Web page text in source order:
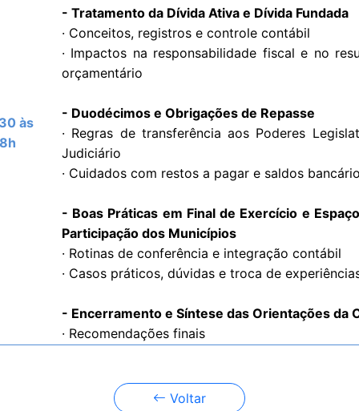
às
- Tratamento da Dívida Ativa e Dívida Fundada
· Conceitos, registros e controle contábil
· Impactos na responsabilidade fiscal e no
orçamentário
- Duodécimos e Obrigações de Repasse
· Regras de transferência aos Poderes
Judiciário
· Cuidados com restos a pagar e saldos
- Boas Práticas em Final de Exercício e
Participação dos Municípios
· Rotinas de conferência e integração contábil
· Casos práticos, dúvidas e troca de
- Encerramento e Síntese das Orientações da
· Recomendações finais
Voltar